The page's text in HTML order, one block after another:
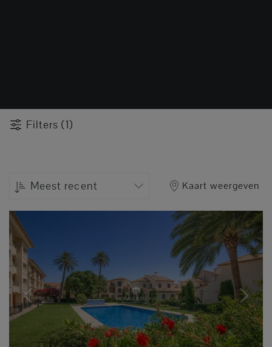
Filters (1)
Meest recent Kaart weergeven
Previous Next